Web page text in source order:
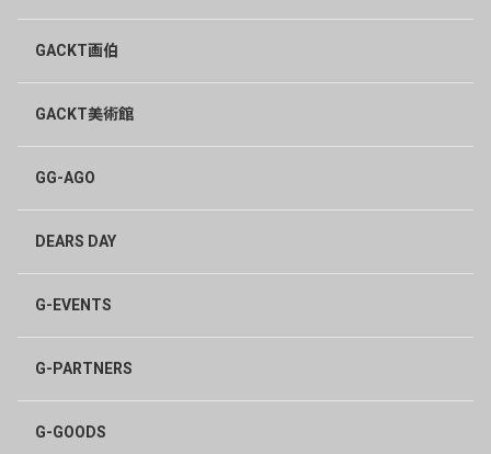
GACKT画伯
GACKT美術館
GG-AGO
DEARS DAY
G-EVENTS
G-PARTNERS
G-GOODS